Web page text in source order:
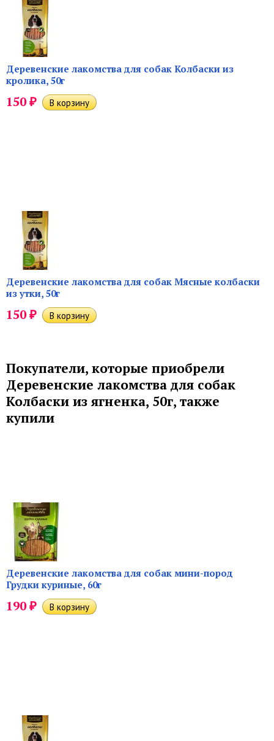
Деревенские лакомства для собак Колбаски из
кролика, 50г
150₽
Деревенские лакомства для собак Мясные колбаски
из утки, 50г
150₽
Покупатели, которые приобрели
Деревенские лакомства для собак
Колбаски из ягненка, 50г, также
купили
Деревенские лакомства для собак мини-пород
Грудки куриные, 60г
190₽